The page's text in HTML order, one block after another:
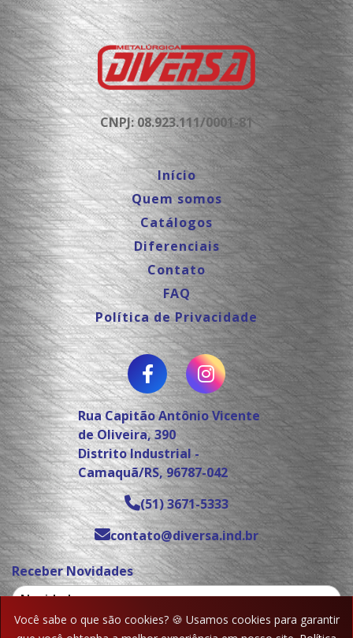
Você sabe o que são cookies? 🍪 Usamos cookies para garantir
CNPJ: 08.923.111/0001-81
Início
Quem somos
Catálogos
Diferenciais
Contato
FAQ
Política de Privacidade
Rua Capitão Antônio Vicente
de Oliveira, 390
Distrito Industrial -
Camaquã/RS, 96787-042
(51) 3671-5333
contato@diversa.ind.br
Receber Novidades